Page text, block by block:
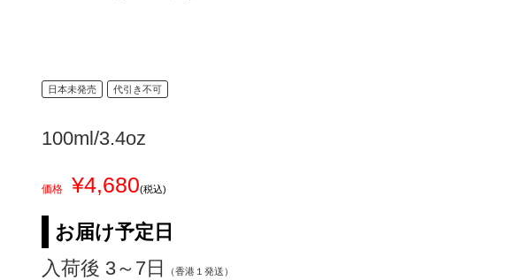
日本未発売 代引き不可
100ml/3.4oz
価格 ¥4,680(税込)
お届け予定日
入荷後 3～7日
（香港１発送）